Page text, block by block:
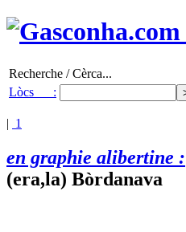
Recherche / Cèrca...
Lòcs :
| 1
en graphie alibertine :
(era,la) Bòrdanava